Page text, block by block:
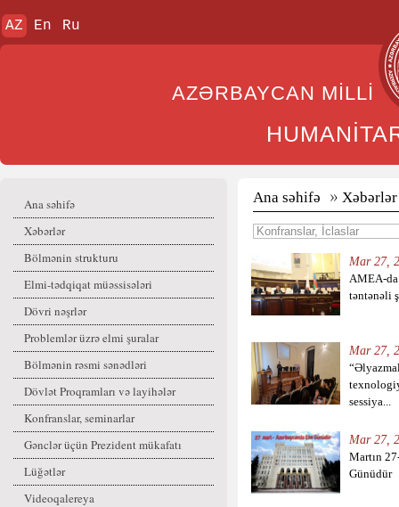
AZ En Ru
AZƏRBAYCAN
Ana səhifə
Xəbərlər
Bölmənin strukturu
Elmi-tədqiqat müəssisələri
Dövri nəşrlər
Problemlər üzrə elmi şuralar
Bölmənin rəsmi sənədləri
Dövlət Proqramları və layihələr
Konfranslar, seminarlar
Gənclər üçün Prezident mükafatı
Lüğətlər
Videoqalereya
Ana səhifə Xəbərlər
Mar 27,
AMEA-
təntənəli
Mar 27,
sessiya...
Mar 27,
Martın
Günüdür